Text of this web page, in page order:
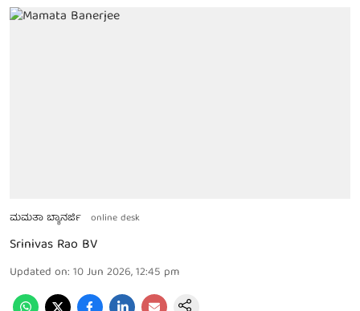
ಮಮತಾ ಬ್ಯಾನರ್ಜಿ online desk
Srinivas Rao BV
Updated on: 10 Jun 2026, 12:45 pm